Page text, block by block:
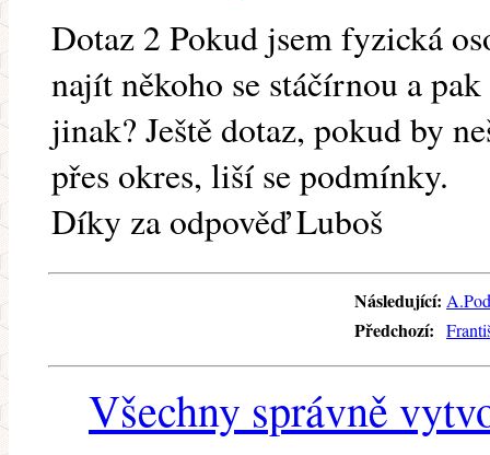
Dotaz 2 Pokud jsem fyzická
najít někoho se stáčírnou a
jinak? Ještě dotaz, pokud by
přes okres, liší se podmínky.
Díky za odpověď Luboš
Následující:
Předchozí:
Všechny správně